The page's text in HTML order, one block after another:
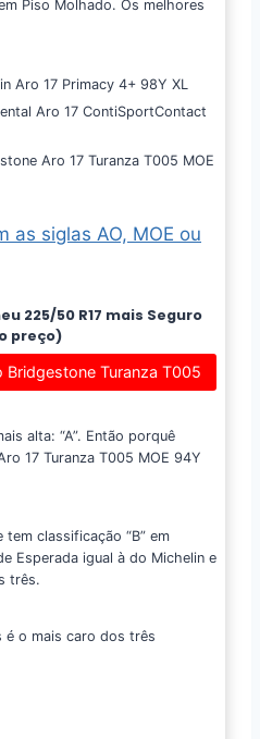
Piso Molhado. Os melhores
Aro 17 Primacy 4+ 98Y XL
Aro 17 ContiSportContact
Aro 17 Turanza T005 MOE
as siglas AO, MOE ou
225/50 R17 mais Seguro
preço)
Bridgestone Turanza T005
alta: “A”. Então porquê
17 Turanza T005 MOE 94Y
classificação “B” em
Esperada igual à do Michelin e
três.
é o mais caro dos três